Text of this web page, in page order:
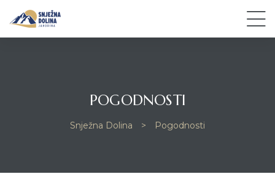
POGODNOSTI
Snježna Dolina > Pogodnosti